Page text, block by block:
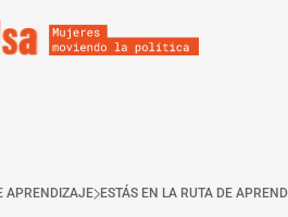
APRENDIZAJE ESTÁS EN LA RUTA DE